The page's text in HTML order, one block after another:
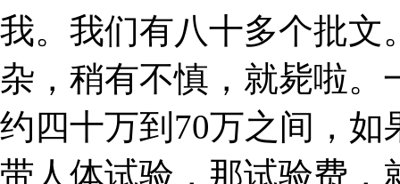
我。我们有八十多个批文
杂，稍有不慎，就毙啦
约四十万到70万之间，
带人体试验，那试验费，